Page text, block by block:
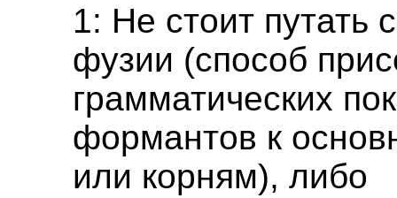
1: Не стоит путать
фузии (способ
грамматических
формантов к
или корням), либо